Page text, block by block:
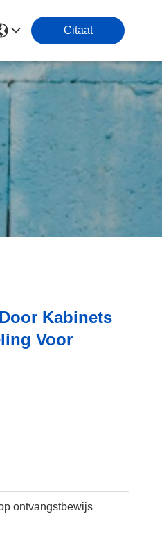
Citaat
Kabinets
Voor
ontvangstbewijs